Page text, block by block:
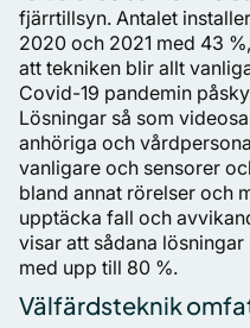
fjärrtillsyn. Antalet
2020 och 2021 med 43
att tekniken blir allt
Covid-19 pandemin
Lösningar så som
anhöriga och
vanligare och sensorer
bland annat rörelser och
upptäcka fall och
visar att sådana
med upp till 80 %.
Välfärdsteknik